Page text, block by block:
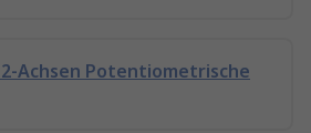
2-Achsen Potentiometrische